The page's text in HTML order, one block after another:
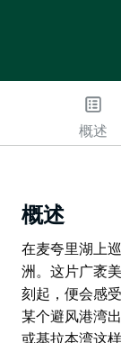
概述
概述
在麦夸里湖上
洲。这片广袤
刻起，便会感
某个避风港湾
或基拉本湾这